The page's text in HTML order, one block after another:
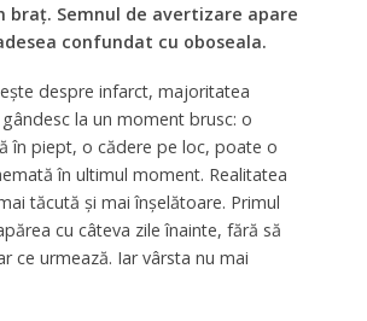
braț. Semnul de avertizare apare
confundat cu oboseala.
despre infarct, majoritatea
la un moment brusc: o
în piept, o cădere pe loc, poate o
în ultimul moment. Realitatea
tăcută și mai înșelătoare. Primul
cu câteva zile înainte, fără să
ce urmează. Iar vârsta nu mai